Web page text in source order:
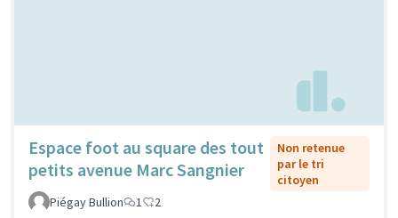
Espace foot au square des tout
petits avenue Marc Sangnier
Non retenue
par le tri
citoyen
Piégay Bullion
1 2